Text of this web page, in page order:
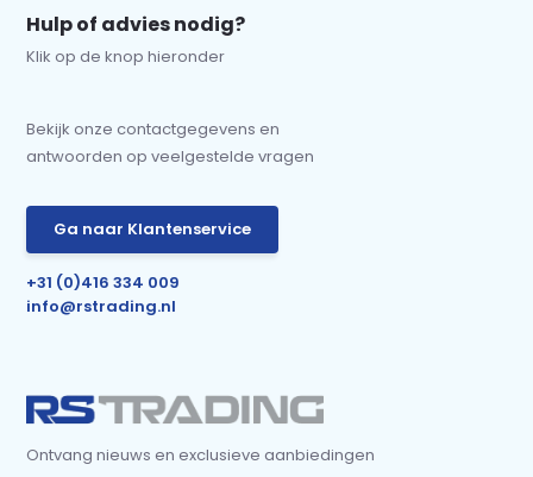
Hulp of advies nodig?
Klik op de knop hieronder
Bekijk onze contactgegevens en
antwoorden op veelgestelde vragen
Ga naar Klantenservice
+31 (0)416 334 009
info@rstrading.nl
Ontvang nieuws en exclusieve aanbiedingen